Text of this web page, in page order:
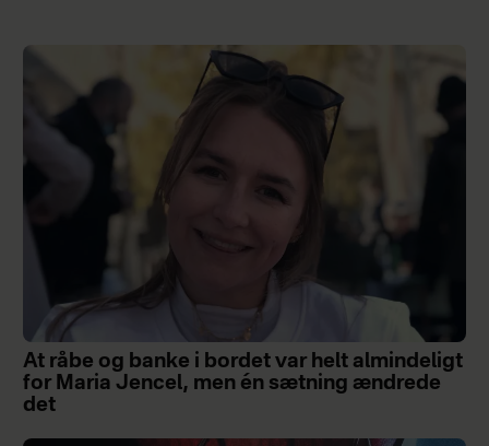
At råbe og banke i bordet var helt almindeligt
for Maria Jencel, men én sætning ændrede
det